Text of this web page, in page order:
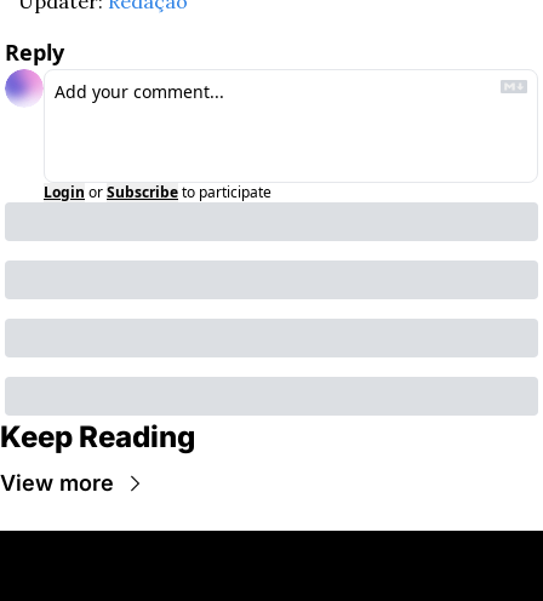
Reply
Login orSubscribeto participate
Keep Reading
View more